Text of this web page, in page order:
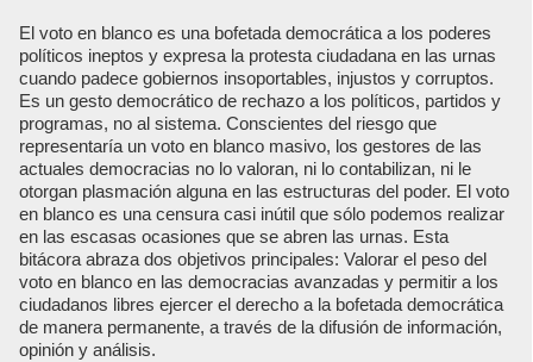
El voto en blanco es una bofetada democrática a los poderes
políticos ineptos y expresa la protesta ciudadana en las urnas
cuando padece gobiernos insoportables, injustos y corruptos.
Es un gesto democrático de rechazo a los políticos, partidos y
programas, no al sistema. Conscientes del riesgo que
representaría un voto en blanco masivo, los gestores de las
actuales democracias no lo valoran, ni lo contabilizan, ni le
otorgan plasmación alguna en las estructuras del poder. El voto
en blanco es una censura casi inútil que sólo podemos realizar
en las escasas ocasiones que se abren las urnas. Esta
bitácora abraza dos objetivos principales: Valorar el peso del
voto en blanco en las democracias avanzadas y permitir a los
ciudadanos libres ejercer el derecho a la bofetada democrática
de manera permanente, a través de la difusión de información,
opinión y análisis.